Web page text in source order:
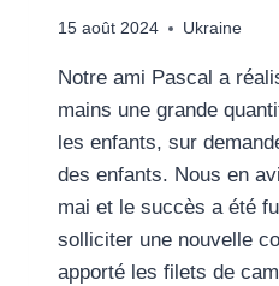
15 août 2024 Ukraine
Notre ami Pascal a
mains une grande
les enfants, sur
des enfants. Nous en
mai et le succès a été
solliciter une nouvelle
apporté les filets de